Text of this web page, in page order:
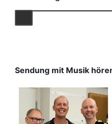
Sendung mit Musik